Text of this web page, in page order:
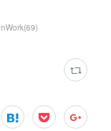
(69)